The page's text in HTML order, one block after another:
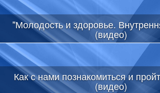
"Молодость и здоровье.
(видео)
Как с нами познакомиться и
(видео)